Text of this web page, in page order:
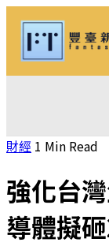
財經 1 Min Read
強化台
導體擬